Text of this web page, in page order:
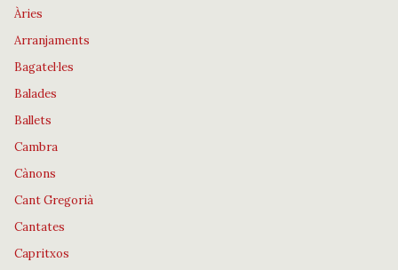
Àries
Arranjaments
Bagatel·les
Balades
Ballets
Cambra
Cànons
Cant Gregorià
Cantates
Capritxos